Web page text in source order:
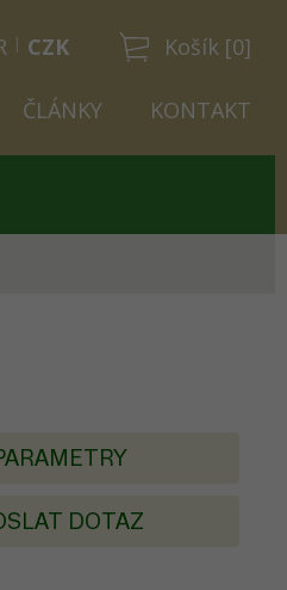
Košík [0]
CZK
ČLÁNKY KONTAKT
DOTAZ